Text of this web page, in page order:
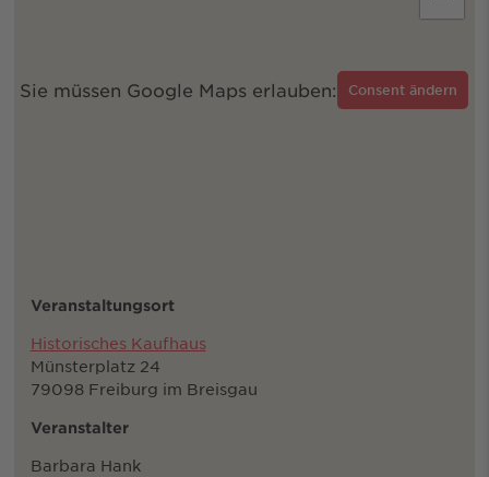
Sie müssen Google Maps erlauben: Consent ändern
Veranstaltungsort
Historisches Kaufhaus
Münsterplatz 24
79098 Freiburg im Breisgau
Veranstalter
Barbara Hank